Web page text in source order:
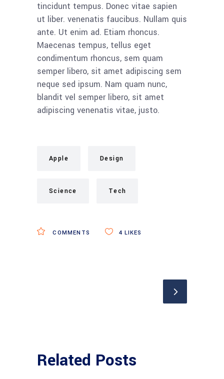
tincidunt tempus. Donec vitae sapien
ut liber. venenatis faucibus. Nullam quis
ante. Ut enim ad. Etiam rhoncus.
Maecenas tempus, tellus eget
condimentum rhoncus, sem quam
semper libero, sit amet adipiscing sem
neque sed ipsum. Nam quam nunc,
blandit vel semper libero, sit amet
adipiscing venenatis vitae, justo.
Apple Design
Science Tech
COMMENTS 4 LIKES
Related Posts